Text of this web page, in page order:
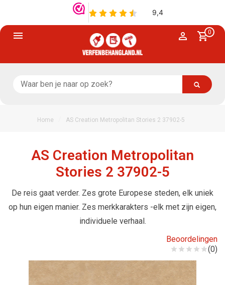
0
Home AS Creation Metropolitan Stories 2 37902-5
AS Creation Metropolitan
Stories 2 37902-5
De reis gaat verder. Zes grote Europese steden, elk uniek
op hun eigen manier. Zes merkkarakters -elk met zijn eigen,
individuele verhaal.
Beoordelingen
(0)